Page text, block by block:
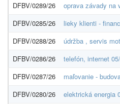
DFBV/0289/26
oprava závady na
DFBV/0285/26
lieky klienti -
DFBV/0288/26
údržba , servis
DFBV/0286/26
telefón, internet
DFBV/0287/26
maľovanie -
DFBV/0280/26
elektrická energia